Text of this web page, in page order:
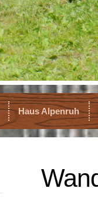
Haus Alpenruh